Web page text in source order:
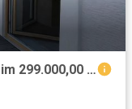
Wohnung zum Kaufen in Hattersheim 299.000,00 EUR 84.93 m²